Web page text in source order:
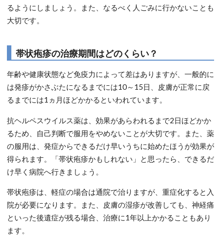
るようにしましょう。また、なるべく人ごみに行かないことも
大切です。
帯状疱疹の治療期間はどのくらい？
年齢や健康状態など免疫力によって差はありますが、一般的に
は発疹がかさぶたになるまでには10～15日、皮膚が正常に戻
るまでには1ヵ月ほどかかるといわれています。
抗ヘルペスウイルス薬は、効果があらわれるまで2日ほどかか
るため、自己判断で服用をやめないことが大切です。また、薬
の服用は、発症からできるだけ早いうちに始めたほうが効果が
得られます。「帯状疱疹かもしれない」と思ったら、できるだ
け早く病院へ行きましょう。
帯状疱疹は、軽症の場合は通院で治りますが、重症化すると入
院が必要になります。また、皮膚の湿疹が改善しても、神経痛
といった後遺症が残る場合、治療に1年以上かかることもあり
ます。